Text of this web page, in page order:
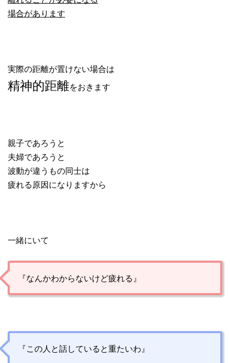
場合があります
実際の距離が置けない場合は
精神的距離をおきます
親子であろうと
夫婦であろうと
波動が違うもの同士は
疲れる原因になりますから
一緒にいて
『なんかわからないけど疲れる』
『この人と話していると重たいわ』